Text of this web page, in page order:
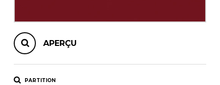
APERÇU
PARTITION